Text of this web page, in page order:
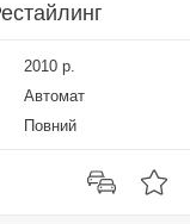
2010 р.
Автомат
Повний